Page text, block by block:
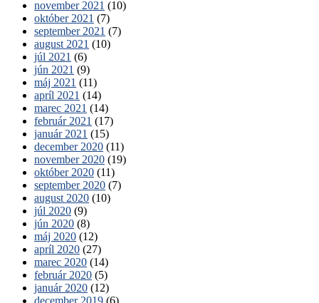
november 2021 (10)
október 2021 (7)
september 2021 (7)
august 2021 (10)
júl 2021 (6)
jún 2021 (9)
máj 2021 (11)
apríl 2021 (14)
marec 2021 (14)
február 2021 (17)
január 2021 (15)
december 2020 (11)
november 2020 (19)
október 2020 (11)
september 2020 (7)
august 2020 (10)
júl 2020 (9)
jún 2020 (8)
máj 2020 (12)
apríl 2020 (27)
marec 2020 (14)
február 2020 (5)
január 2020 (12)
december 2019 (6)